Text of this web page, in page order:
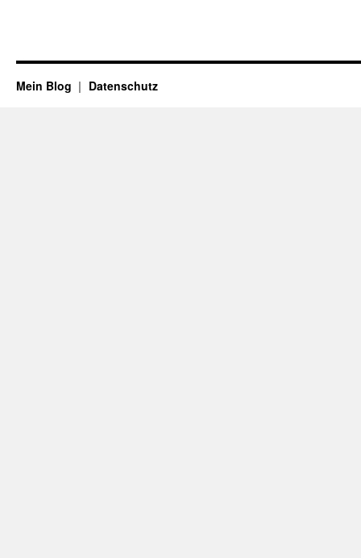
Mein Blog Datenschutz